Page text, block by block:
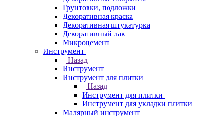
Грунтовки, подложки
Декоративная краска
Декоративная штукатурка
Декоративный лак
Микроцемент
Инструмент
Назад
Инструмент
Инструмент для плитки
Назад
Инструмент для плитки
Инструмент для укладки плитки
Малярный инструмент